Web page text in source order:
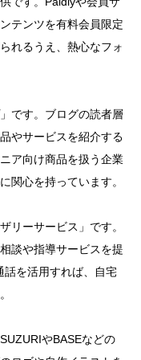
テンツを有料会員限定
れるうえ、熱心なフォ
です。ブログの読者層
やサービスを紹介する
ア向け商品を扱う企業
関心を持っています。
リーサービス」です。
談や指導サービスを提
を活用すれば、自宅
やBASEなどの